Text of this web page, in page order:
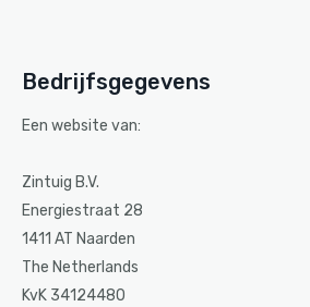
Bedrijfsgegevens
Een website van:
Zintuig B.V.
Energiestraat 28
1411 AT Naarden
The Netherlands
KvK 34124480